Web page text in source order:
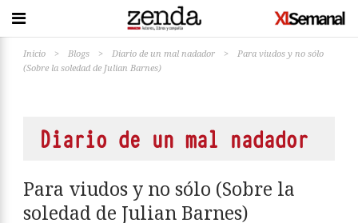
Inicio > Blogs > Diario de un mal nadador >
Para viudos y no sólo
(Sobre la soledad de Julian Barnes)
Diario de un mal nadador
Para viudos y no sólo (Sobre la
soledad de Julian Barnes)